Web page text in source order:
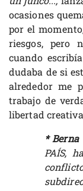
ocasiones
por el
riesgos, pero
cuando
dudaba de si
alrededor me
trabajo de
libertad
* Berna
PAÍS,